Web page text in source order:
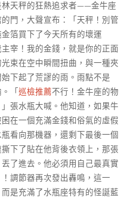
林天秤的狂熱追求者——金牛座
門，大聲宣布：「天秤！別管
箔買下了今天所有的壞運
宰！我的金錢，就是你的正面
束在空中瞬間扭曲，與一種夾
下起了荒謬的雨。雨點不是
「 巡檢推薦不行！金牛座的物
張水瓶大喊。他知道，如果牛
在一個充滿金錢和俗氣的虛假
看向那機器，還剩下最後一個
下了貼在他背後衣領上，那張
了進去。他必須用自己最真實
調節器再次發出轟鳴，這一
是充滿了水瓶座特有的怪誕藍